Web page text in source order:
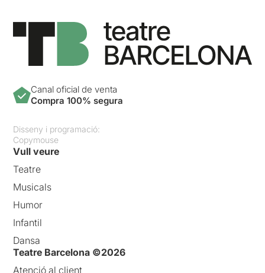
Canal oficial de venta
Compra 100% segura
Disseny i programació:
Copymouse
Vull veure
Teatre
Musicals
Humor
Infantil
Dansa
Teatre Barcelona ©2026
Atenció al client